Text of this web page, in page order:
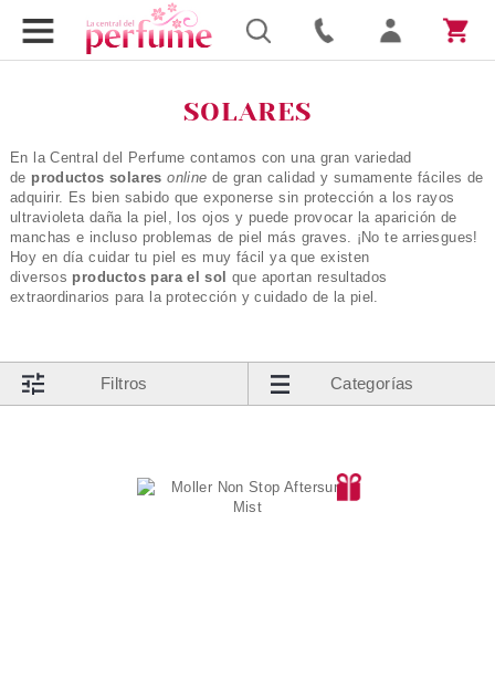
SOLARES
En la Central del Perfume contamos con una gran variedad
de productos solaresonline de gran calidad y sumamente fáciles de
adquirir. Es bien sabido que exponerse sin protección a los rayos
ultravioleta daña la piel, los ojos y puede provocar la aparición de
manchas e incluso problemas de piel más graves. ¡No te arriesgues!
Hoy en día cuidar tu piel es muy fácil ya que existen
diversos productos para el solque aportan resultados
extraordinarios para la protección y cuidado de la piel.
Filtros Categorías